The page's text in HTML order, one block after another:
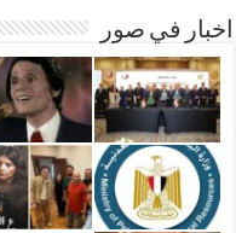
اخبار في صور